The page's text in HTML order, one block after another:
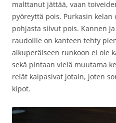
malttanut jättää, vaan
pyöreyttä pois. Purkasin
pohjasta siivut pois. Kannen
raudoille on kanteen tehty
alkuperäiseen runkoon ei ole
sekä pintaan vielä muutama
reiät kaipasivat jotain, joten
kipot.